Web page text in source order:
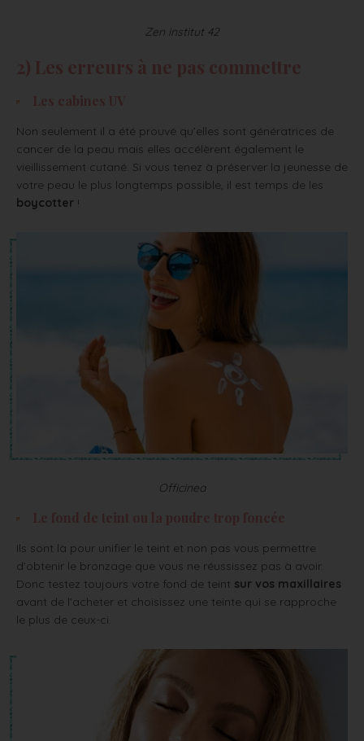
Zen institut 42
Non seulement il a été prouvé qu’elles sont génératrices de
cancer de la peau mais elles accélèrent également le
vieillissement cutané. Si vous tenez à préserver la jeunesse de
votre peau le plus longtemps possible, il est temps de les
boycotter !
Officinea
Ils sont là pour unifier le teint et non pas vous permettre
d’obtenir le bronzage que vous ne réussissez pas à avoir.
Donc testez toujours votre fond de teint sur vos maxillaires
avant de l’acheter et choisissez une teinte qui se rapproche
le plus de ceux-ci.